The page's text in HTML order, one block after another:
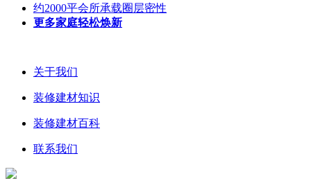
约2000平会所承载圈层密性
更多家庭轻松焕新
关于我们
装修建材知识
装修建材百科
联系我们